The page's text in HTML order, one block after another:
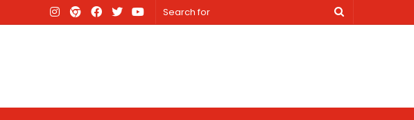
Search
Youtube
X
Facebook
AD
Instagram